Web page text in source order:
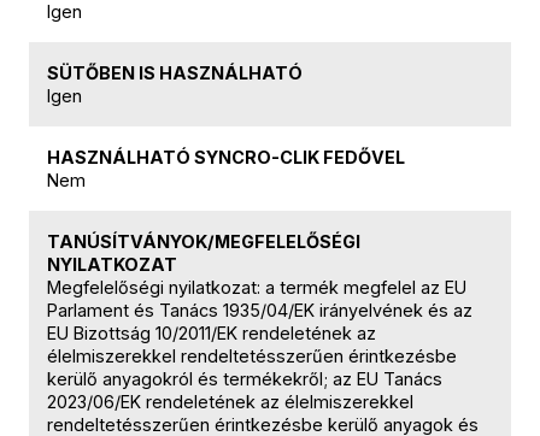
Igen
SÜTŐBEN IS HASZNÁLHATÓ
Igen
HASZNÁLHATÓ SYNCRO-CLIK FEDŐVEL
Nem
TANÚSÍTVÁNYOK/MEGFELELŐSÉGI
NYILATKOZAT
Megfelelőségi nyilatkozat: a termék megfelel az EU
Parlament és Tanács 1935/04/EK irányelvének és az
EU Bizottság 10/2011/EK rendeletének az
élelmiszerekkel rendeltetésszerűen érintkezésbe
kerülő anyagokról és termékekről; az EU Tanács
2023/06/EK rendeletének az élelmiszerekkel
rendeltetésszerűen érintkezésbe kerülő anyagok és